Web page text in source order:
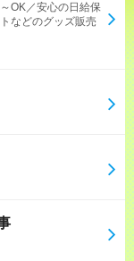
OK／安心の日給保
などのグッズ販売